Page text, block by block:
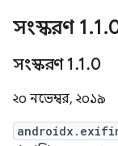
সংস্করণ 1.1.
সংস্করণ 1.1.0
২০ নভেম্বর, ২০১৯